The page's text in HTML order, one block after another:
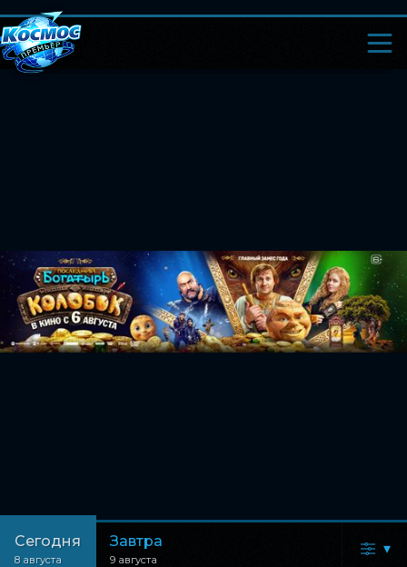
Сегодня
8 августа
Завтра
9 августа
▾